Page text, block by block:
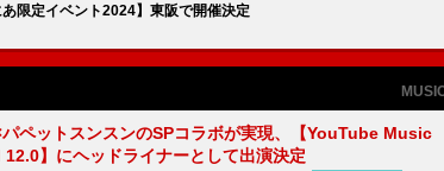
限定イベント2024】東阪で開催決定
ペットスンスンのSPコラボが実現、【YouTube Music
】にヘッドライナーとして出演決定